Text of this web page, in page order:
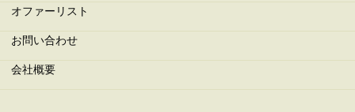
オファーリスト
お問い合わせ
会社概要